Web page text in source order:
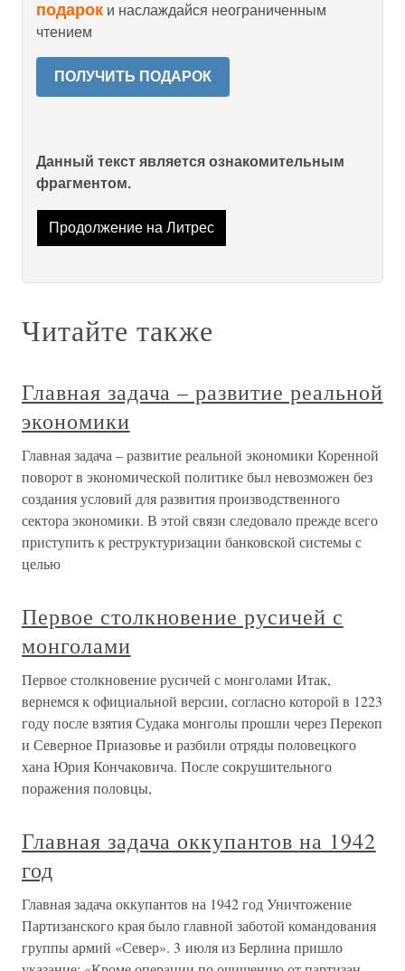
подарок и наслаждайся неограниченным
чтением
ПОЛУЧИТЬ ПОДАРОК
Данный текст является ознакомительным
фрагментом.
Продолжение на Литрес
Читайте также
Главная задача – развитие реальной
экономики
Главная задача – развитие реальной экономики Коренной
поворот в экономической политике был невозможен без
создания условий для развития производственного
сектора экономики. В этой связи следовало прежде всего
приступить к реструктуризации банковской системы с
целью
Первое столкновение русичей с
монголами
Первое столкновение русичей с монголами Итак,
вернемся к официальной версии, согласно которой в 1223
году после взятия Судака монголы прошли через Перекоп
и Северное Приазовье и разбили отряды половецкого
хана Юрия Кончаковича. После сокрушительного
поражения половцы,
Главная задача оккупантов на 1942
год
Главная задача оккупантов на 1942 год Уничтожение
Партизанского края было главной заботой командования
группы армий «Север». 3 июля из Берлина пришло